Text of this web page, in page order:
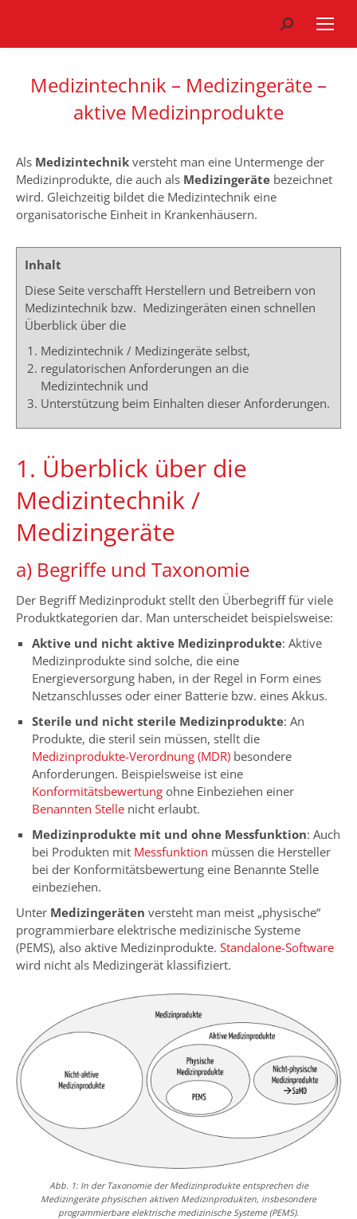
Search:
Medizintechnik – Medizingeräte –
aktive Medizinprodukte
Als Medizintechnik versteht man eine Untermenge der
Medizinprodukte, die auch als Medizingeräte bezeichnet
wird. Gleichzeitig bildet die Medizintechnik eine
organisatorische Einheit in Krankenhäusern.
Inhalt
Diese Seite verschafft Herstellern und Betreibern von
Medizintechnik bzw. Medizingeräten einen schnellen
Überblick über die
Medizintechnik / Medizingeräte selbst,
regulatorischen Anforderungen an die
Medizintechnik und
Unterstützung beim Einhalten dieser Anforderungen.
1. Überblick über die
Medizintechnik /
Medizingeräte
a) Begriffe und Taxonomie
Der Begriff Medizinprodukt stellt den Überbegriff für viele
Produktkategorien dar. Man unterscheidet beispielsweise:
Aktive und nicht aktive Medizinprodukte: Aktive
Medizinprodukte sind solche, die eine
Energieversorgung haben, in der Regel in Form eines
Netzanschlusses oder einer Batterie bzw. eines Akkus.
Sterile und nicht sterile Medizinprodukte: An
Produkte, die steril sein müssen, stellt die
Medizinprodukte-Verordnung (MDR) besondere
Anforderungen. Beispielsweise ist eine
Konformitätsbewertung ohne Einbeziehen einer
Benannten Stelle nicht erlaubt.
Medizinprodukte mit und ohne Messfunktion: Auch
bei Produkten mit Messfunktion müssen die Hersteller
bei der Konformitätsbewertung eine Benannte Stelle
einbeziehen.
Unter Medizingeräten versteht man meist „physische“
programmierbare elektrische medizinische Systeme
(PEMS), also aktive Medizinprodukte. Standalone-Software
wird nicht als Medizingerät klassifiziert.
Abb. 1: In der Taxonomie der Medizinprodukte entsprechen die
Medizingeräte physischen aktiven Medizinprodukten, insbesondere
programmierbare elektrische medizinische Systeme (PEMS).